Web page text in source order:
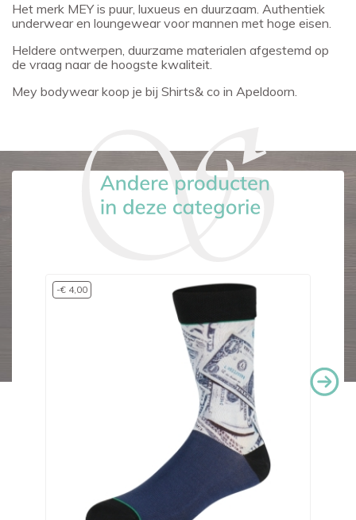
Het merk MEY is puur, luxueus en duurzaam. Authentiek
underwear en loungewear voor mannen met hoge eisen.
Heldere ontwerpen, duurzame materialen afgestemd op
de vraag naar de hoogste kwaliteit.
Mey bodywear koop je bij Shirts& co in Apeldoorn.
-€ 4,00